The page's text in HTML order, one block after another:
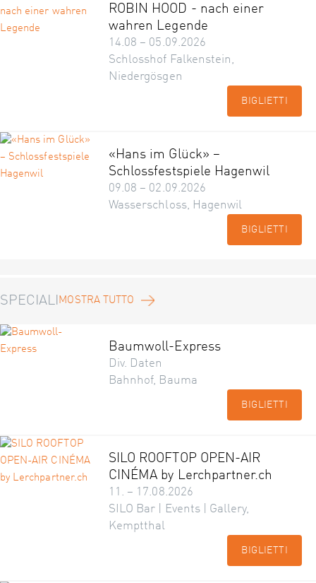
ROBIN HOOD - nach einer
wahren Legende
14.08 – 05.09.2026
Schlosshof Falkenstein,
Niedergösgen
BIGLIETTI
«Hans im Glück» –
Schlossfestspiele Hagenwil
09.08 – 02.09.2026
Wasserschloss, Hagenwil
BIGLIETTI
SPECIALIMOSTRA TUTTO
Baumwoll-Express
Div. Daten
Bahnhof, Bauma
BIGLIETTI
SILO ROOFTOP OPEN-AIR
CINÉMA by Lerchpartner.ch
11. – 17.08.2026
SILO Bar | Events | Gallery,
Kemptthal
BIGLIETTI